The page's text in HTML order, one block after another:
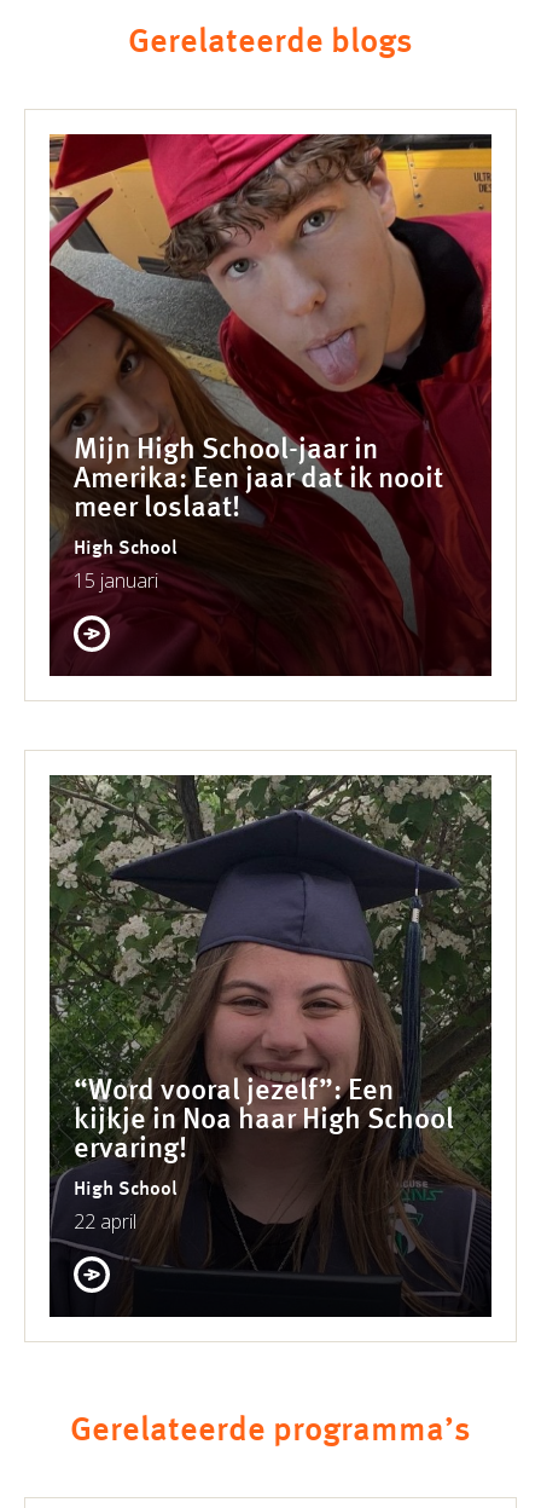
Gerelateerde blogs
Mijn High School-jaar in
Amerika: Een jaar dat ik nooit
meer loslaat!
High School
15 januari
“Word vooral jezelf”: Een
kijkje in Noa haar High School
ervaring!
High School
22 april
Gerelateerde programma’s